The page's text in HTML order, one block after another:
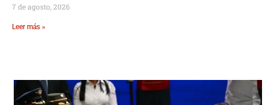
7 de agosto, 2026
Leer más »